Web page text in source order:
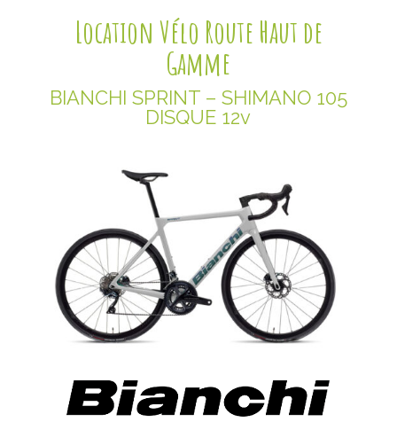
Location Vélo Route Haut de
Gamme
BIANCHI SPRINT – SHIMANO 105
DISQUE 12v